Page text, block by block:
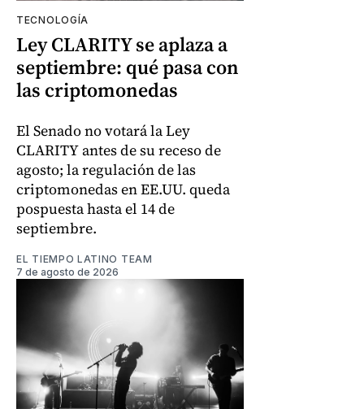
TECNOLOGÍA
Ley CLARITY se aplaza a
septiembre: qué pasa con
las criptomonedas
El Senado no votará la Ley
CLARITY antes de su receso de
agosto; la regulación de las
criptomonedas en EE.UU. queda
pospuesta hasta el 14 de
septiembre.
EL TIEMPO LATINO TEAM
7 de agosto de 2026